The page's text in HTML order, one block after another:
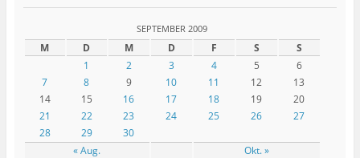
SEPTEMBER 2009
M D M D F S S
« Aug. Okt. »
1 2 3 4 5
6
7
8 9 10 11 12
13
14
15 16 17 18 19
20
21
22 23 24 25 26
27
28
29 30